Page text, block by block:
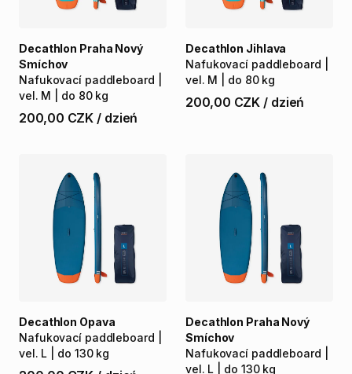
Nafukovací paddleboard
vel. M do 80 kg
Decathlon Praha Nový
Smíchov
200,00 CZK / dzień
Nafukovací paddleboard
vel. M do 80 kg
Decathlon Jihlava
200,00 CZK / dzień
Nafukovací paddleboard
vel. L do 130 kg
Decathlon Opava
Nafukovací paddleboard
vel. L do 130 kg
Decathlon Praha Nový
Smíchov